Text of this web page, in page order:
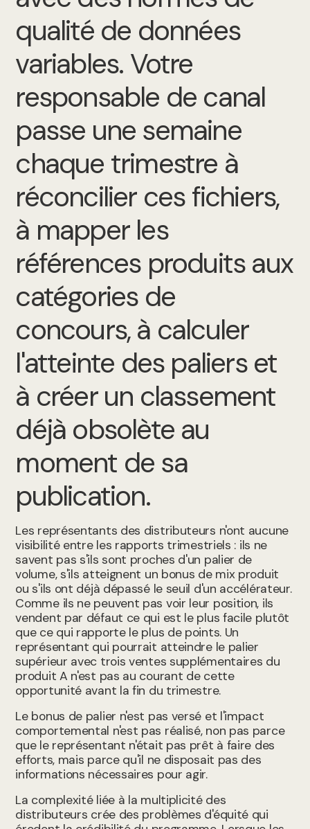
qualité de données
variables. Votre
responsable de canal
passe une semaine
chaque trimestre à
réconcilier ces fichiers,
à mapper les
références produits aux
catégories de
concours, à calculer
l'atteinte des paliers et
à créer un classement
déjà obsolète au
moment de sa
publication.
Les représentants des distributeurs n'ont aucune
visibilité entre les rapports trimestriels : ils ne
savent pas s'ils sont proches d'un palier de
volume, s'ils atteignent un bonus de mix produit
ou s'ils ont déjà dépassé le seuil d'un accélérateur.
Comme ils ne peuvent pas voir leur position, ils
vendent par défaut ce qui est le plus facile plutôt
que ce qui rapporte le plus de points. Un
représentant qui pourrait atteindre le palier
supérieur avec trois ventes supplémentaires du
produit A n'est pas au courant de cette
opportunité avant la fin du trimestre.
Le bonus de palier n'est pas versé et l'impact
comportemental n'est pas réalisé, non pas parce
que le représentant n'était pas prêt à faire des
efforts, mais parce qu'il ne disposait pas des
informations nécessaires pour agir.
La complexité liée à la multiplicité des
distributeurs crée des problèmes d'équité qui